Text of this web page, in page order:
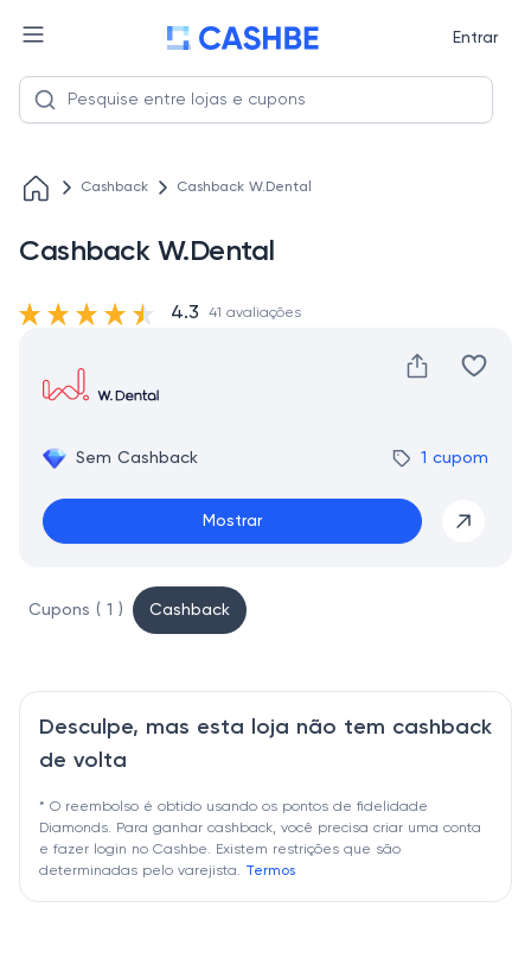
Entrar
Cashback Cashback W.Dental
Cashback W.Dental
Sem Cashback 1 cupom
Mostrar
4.3 41 avaliações
Cupons ( 1 ) Cashback
Desculpe, mas esta loja não tem cashback
de volta
* O reembolso é obtido usando os pontos de fidelidade
Diamonds. Para ganhar cashback, você precisa criar uma conta
e fazer login no Cashbe. Existem restrições que são
determinadas pelo varejista. Termos